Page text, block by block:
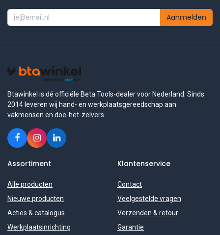
Aanmelden
Btawinkel is dé officiële Beta Tools-dealer voor Nederland. Sinds
2014 leveren wij hand- en werkplaatsgereedschap aan
vakmensen en doe-het-zelvers.
Assortiment
Alle producten
Nieuwe producten
Acties & catalogus
Werkplaatsinrichting
Klantenservice
Contact
Veelgestelde vragen
Verzenden & retour
Garantie